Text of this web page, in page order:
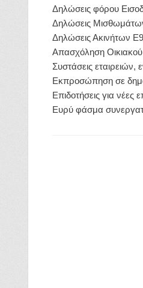
Δηλώσεις φόρου
Δηλώσεις
Δηλώσεις Ακινήτων Ε9
Απασχόληση
Συστάσεις εταιρειών,
Εκπροσώπηση σε
Επιδοτήσεις για νέες
Ευρύ φάσμα